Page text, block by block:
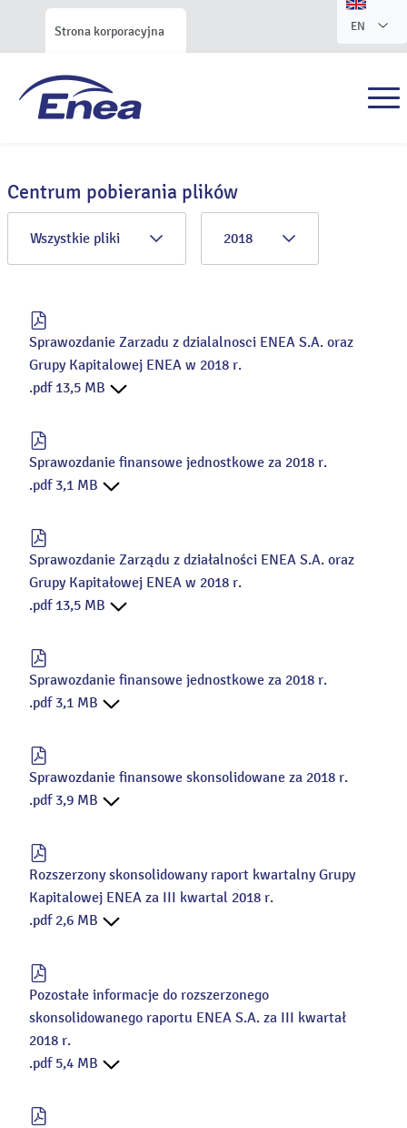
Strona korporacyjna EN
Centrum pobierania plików
Wszystkie pliki 2018
Sprawozdanie Zarzadu z dzialalnosci ENEA S.A. oraz
Grupy Kapitalowej ENEA w 2018 r.
.pdf 13,5 MB
Sprawozdanie finansowe jednostkowe za 2018 r.
.pdf 3,1 MB
Sprawozdanie Zarządu z działalności ENEA S.A. oraz
Grupy Kapitałowej ENEA w 2018 r.
.pdf 13,5 MB
Sprawozdanie finansowe jednostkowe za 2018 r.
.pdf 3,1 MB
Sprawozdanie finansowe skonsolidowane za 2018 r.
.pdf 3,9 MB
Rozszerzony skonsolidowany raport kwartalny Grupy
Kapitalowej ENEA za III kwartal 2018 r.
.pdf 2,6 MB
Pozostałe informacje do rozszerzonego
skonsolidowanego raportu ENEA S.A. za III kwartał
2018 r.
.pdf 5,4 MB